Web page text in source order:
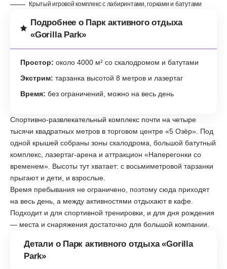
Крытый игровой комплекс с лабиринтами, горками и батутами
Подробнее о Парк активного отдыха
«Gorilla Park»
Простор: около 4000 м² со скалодромом и батутами
Экстрим: тарзанка высотой 8 метров и лазертаг
Время: без ограничений, можно на весь день
Спортивно-развлекательный комплекс почти на четыре
тысячи квадратных метров в торговом центре «5 Озёр». Под
одной крышей собраны зоны скалодрома, большой батутный
комплекс, лазертаг-арена и аттракцион «Наперегонки со
временем». Высоты тут хватает: с восьмиметровой тарзанки
прыгают и дети, и взрослые.
Время пребывания не ограничено, поэтому сюда приходят
на весь день, а между активностями отдыхают в кафе.
Подходит и для спортивной тренировки, и для дня рождения
— места и снаряжения достаточно для большой компании.
Детали о Парк активного отдыха «Gorilla
Park»